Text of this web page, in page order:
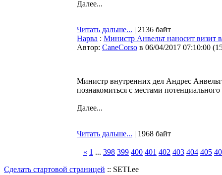
Далее...
Читать дальше... | 2136 байт
Нарва : Министр Анвельт наносит визит
Автор: CaneCorso в 06/04/2017 07:10:00 (
Министр внутренних дел Андрес Анвельт
познакомиться с местами
Далее...
Читать дальше... | 1968 байт
« 1 ... 398 399 400 401 402 403 404 405
Сделать стартовой страницей :: SETI.ee